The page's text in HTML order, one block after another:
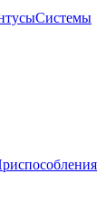
Системы